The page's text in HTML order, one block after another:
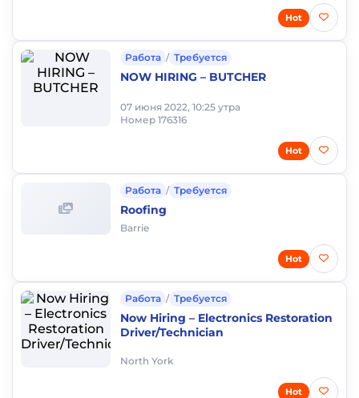
Hot
Работа / Требуется
NOW HIRING – BUTCHER
07 июня 2022, 10:25 утра
Номер 176316
Hot
Работа / Требуется
Roofing
Barrie
Hot
Работа / Требуется
Now Hiring – Electronics Restoration
Driver/Technician
North York
Hot